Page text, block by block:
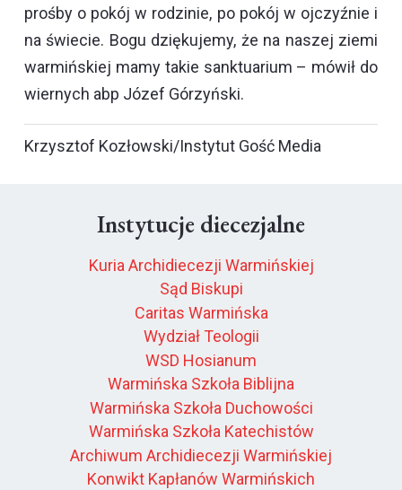
prośby o pokój w rodzinie, po pokój w ojczyźnie i
na świecie. Bogu dziękujemy, że na naszej ziemi
warmińskiej mamy takie sanktuarium – mówił do
wiernych abp Józef Górzyński.
Krzysztof Kozłowski/Instytut Gość Media
Instytucje diecezjalne
Kuria Archidiecezji Warmińskiej
Sąd Biskupi
Caritas Warmińska
Wydział Teologii
WSD Hosianum
Warmińska Szkoła Biblijna
Warmińska Szkoła Duchowości
Warmińska Szkoła Katechistów
Archiwum Archidiecezji Warmińskiej
Konwikt Kapłanów Warmińskich